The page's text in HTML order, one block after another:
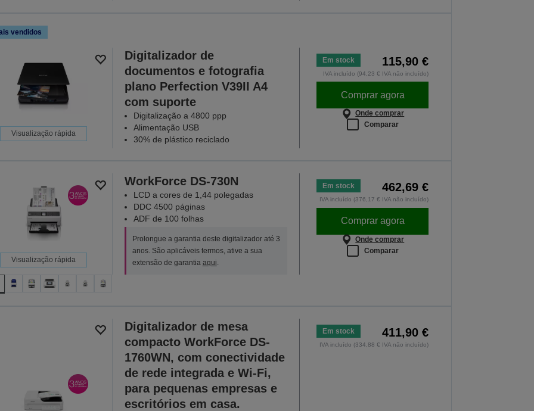
vendidos
Visualização rápida
Digitalizador de
documentos e fotografia
plano Perfection V39II A4
com suporte
Digitalização a 4800 ppp
Alimentação USB
30% de plástico reciclado
Em stock 115,90 €
IVA incluído (94,23 € IVA não incluído)
Comprar agora
Onde comprar
Comparar
Visualização rápida
WorkForce DS-730N
LCD a cores de 1,44 polegadas
DDC 4500 páginas
ADF de 100 folhas
Prolongue a garantia deste digitalizador até 3
anos. São aplicáveis termos, ative a sua
extensão de garantia aqui
Em stock 462,69 €
IVA incluído (376,17 € IVA não incluído)
Comprar agora
Onde comprar
Comparar
Digitalizador de mesa
compacto WorkForce DS-
1760WN, com conectividade
de rede integrada e Wi-Fi,
para pequenas empresas e
escritórios em casa.
Em stock 411,90 €
IVA incluído (334,88 € IVA não incluído)